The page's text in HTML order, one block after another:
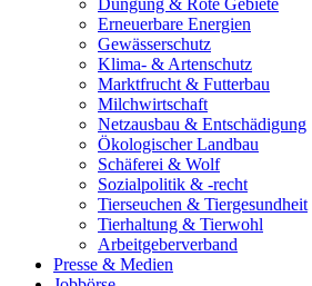
Düngung & Rote Gebiete
Erneuerbare Energien
Gewässerschutz
Klima- & Artenschutz
Marktfrucht & Futterbau
Milchwirtschaft
Netzausbau & Entschädigung
Ökologischer Landbau
Schäferei & Wolf
Sozialpolitik & -recht
Tierseuchen & Tiergesundheit
Tierhaltung & Tierwohl
Arbeitgeberverband
Presse & Medien